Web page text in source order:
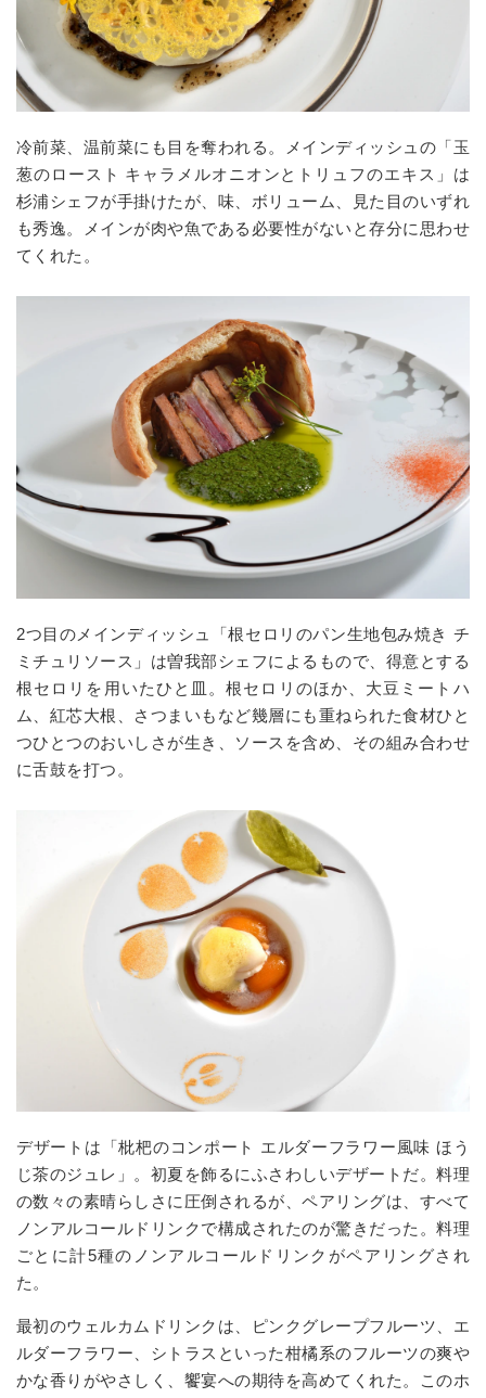
冷前菜、温前菜にも目を奪われる。メインディッシュの「玉
葱のロースト キャラメルオニオンとトリュフのエキス」は
杉浦シェフが手掛けたが、味、ボリューム、見た目のいずれ
も秀逸。メインが肉や魚である必要性がないと存分に思わせ
てくれた。
2つ目のメインディッシュ「根セロリのパン生地包み焼き チ
ミチュリソース」は曽我部シェフによるもので、得意とする
根セロリを用いたひと皿。根セロリのほか、大豆ミートハ
ム、紅芯大根、さつまいもなど幾層にも重ねられた食材ひと
つひとつのおいしさが生き、ソースを含め、その組み合わせ
に舌鼓を打つ。
デザートは「枇杷のコンポート エルダーフラワー風味 ほう
じ茶のジュレ」。初夏を飾るにふさわしいデザートだ。料理
の数々の素晴らしさに圧倒されるが、ペアリングは、すべて
ノンアルコールドリンクで構成されたのが驚きだった。料理
ごとに計5種のノンアルコールドリンクがペアリングされ
た。
最初のウェルカムドリンクは、ピンクグレープフルーツ、エ
ルダーフラワー、シトラスといった柑橘系のフルーツの爽や
かな香りがやさしく、饗宴への期待を高めてくれた。このホ